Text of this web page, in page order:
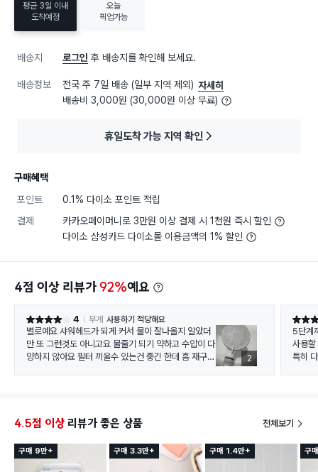
평균 3일 이내
도착예정
오늘
픽업가능
배송지 로그인 후 배송지를 확인해 보세요.
배송정보 전국 주 7일 배송 (일부 지역 제외) 자세히
배송비 3,000원 (30,000원 이상 무료)
휴일도착 가능 지역 확인
구매혜택
포인트
0.1% 다이소 포인트 적립
결제
카카오페이머니로 3만원 이상 결제 시 1천원 즉시 할인
다이소 삼성카드 다이소몰 이용금액의 1% 할인
4점 이상 리뷰가 92%예요
별점 4점 4 무게 사용하기 적당해요
별로예요 샤워헤드가 되게 커서 물이 잘나올지 알았더
만 또 그런것도 아니고요 물줄기 되기 약하고 수압이 다
양하지 않아요 필터 끼울수 있는건 좋긴 한데 흠 재구매
2
별점 5
5단계
사용
특히
4.5점 이상 리뷰가 좋은 상품 전체보기
구매 9만+ 구매 3.3만+ 구매 1.4만+ 구